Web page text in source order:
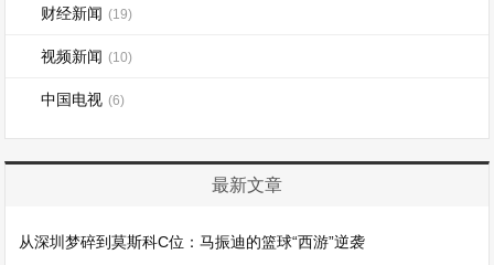
财经新闻 (19)
视频新闻 (10)
中国电视 (6)
最新文章
从深圳梦碎到莫斯科C位：马振迪的篮球“西游”逆袭